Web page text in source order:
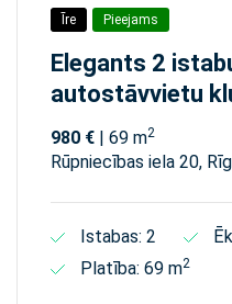
Īre Pieejams
Elegants 2
autostāvvietu
980 € | 69 m2
Rūpniecības iela 20,
Istabas: 2
Platība: 69 m2